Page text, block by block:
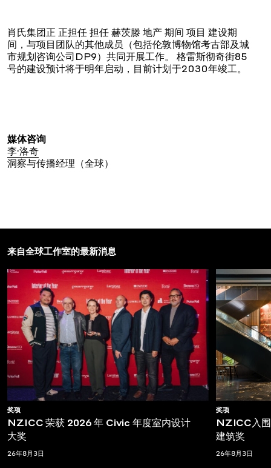
肖氏集团正 正担任 担任 赫茨滕 地产 期间 项目 建设期
间，与项目团队的其他成员（包括伦敦博物馆考古部及城
市规划咨询公司DP9）共同开展工作。
格雷斯彻奇街85
号的建设预计将于明年启动，目前计划于2030年竣工。
媒体咨询
李·洛奇
洞察与传播经理（全球）
来自全球工作室的最新消息
奖项
NZICC 荣获 2026 年 Civic 年度室内设计
大奖
26年8月3日
奖项
NZICC入
建筑奖
26年8月3日